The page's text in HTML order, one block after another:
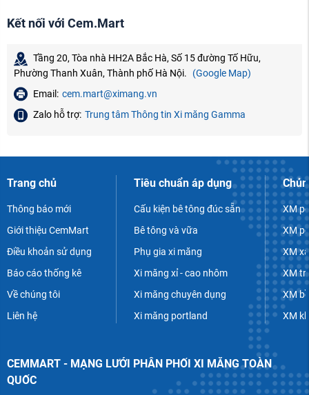
Kết nối với Cem.Mart
Tầng 20, Tòa nhà HH2A Bắc Hà, Số 15 đường Tố Hữu,
Phường Thanh Xuân, Thành phố Hà Nội.
(Google Map)
Email: cem.mart@ximang.vn
Zalo hỗ trợ: Trung tâm Thông tin Xi măng Gamma
Trang chủ
Thông báo mới
Giới thiệu CemMart
Điều khoản sử dụng
Báo cáo thống kê
Về chúng tôi
Liên hệ
Tiêu chuẩn áp dụng
Cấu kiện bê tông đúc sẵn
Bê tông và vữa
Phụ gia xi măng
Xi măng xỉ - cao nhôm
Xi măng chuyên dụng
Xi măng portland
XM
XM
XM
XM
XM
XM
CEMMART - MẠNG LƯỚI PHÂN PHỐI XI MĂNG TOÀN
QUỐC